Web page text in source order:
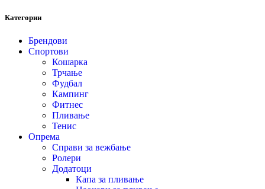
Категории
Брендови
Спортови
Кошарка
Трчање
Фудбал
Кампинг
Фитнес
Пливање
Тенис
Опрема
Справи за вежбање
Ролери
Додатоци
Капа за пливање